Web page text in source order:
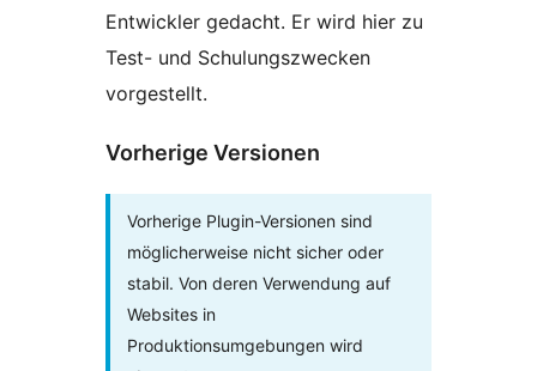
Entwickler gedacht. Er wird hier zu
Test- und Schulungszwecken
vorgestellt.
Vorherige Versionen
Vorherige Plugin-Versionen sind
möglicherweise nicht sicher oder
stabil. Von deren Verwendung auf
Websites in
Produktionsumgebungen wird